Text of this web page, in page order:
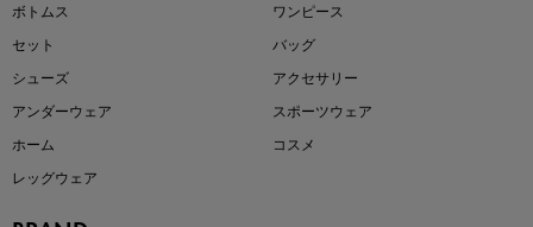
ボトムス
ワンピース
セット
バッグ
シューズ
アクセサリー
アンダーウェア
スポーツウェア
ホーム
コスメ
レッグウェア